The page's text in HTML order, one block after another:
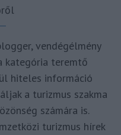
vendégélmény
kategória teremtő
hiteles információ
a turizmus szakma
számára is.
turizmus hírek